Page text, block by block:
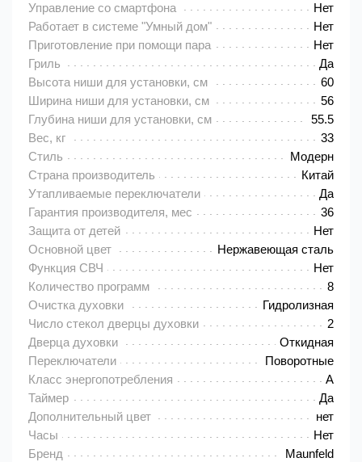
Управление со смартфона
Нет
Работает в системе "Умный дом"
Нет
Приготовление при помощи пара
Нет
Гриль
Да
Высота ниши для установки, см
60
Ширина ниши для установки, см
56
Глубина ниши для установки, см
55.5
Вес, кг
33
Стиль
Модерн
Страна производитель
Китай
Утапливаемые переключатели
Да
Гарантия производителя, мес
36
Защита от детей
Нет
Основной цвет
Нержавеющая сталь
Функция СВЧ
Нет
Количество программ
8
Очистка духовки
Гидролизная
Число стекол дверцы духовки
2
Дверца духовки
Откидная
Переключатели
Поворотные
Класс энергопотребления
A
Таймер
Да
Дополнительный цвет
нет
Часы
Нет
Бренд
Maunfeld